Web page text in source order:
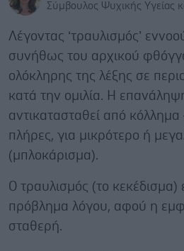
Σύμβουλος Ψυχικής Υγείας
Λέγοντας ‘τραυλισμός’
συνήθως του αρχικού
ολόκληρης της λέξης σε
κατά την ομιλία. Η
αντικατασταθεί από
πλήρες, για μικρότερο ή
(μπλοκάρισμα).
Ο τραυλισμός (το κεκέδισμα)
πρόβλημα λόγου, αφού η
σταθερή.